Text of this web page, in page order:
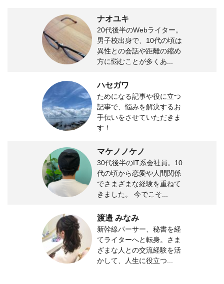
ナオユキ
20代後半のWebライター。
男子校出身で、10代の頃は
異性との会話や距離の縮め
方に悩むことが多くあ...
ハセガワ
ためになる記事や役に立つ
記事で、悩みを解決するお
手伝いをさせていただきま
す！
マケノノケノ
30代後半のIT系会社員。10
代の頃から恋愛や人間関係
でさまざまな経験を重ねて
きました。 今でこそ...
渡邉 みなみ
新幹線パーサー、秘書を経
てライターへと転身。さま
ざまな人との交流経験を活
かして、人生に役立つ...